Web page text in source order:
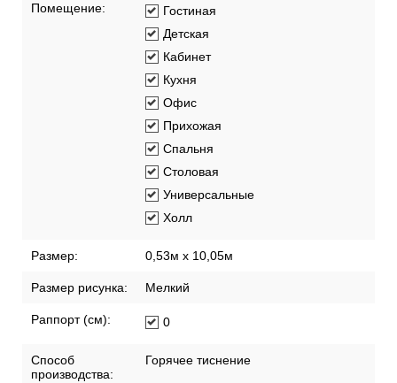
Помещение:
Гостиная
Детская
Кабинет
Кухня
Офис
Прихожая
Спальня
Столовая
Универсальные
Холл
Размер: 0,53м x 10,05м
Размер рисунка: Мелкий
Раппорт (см): 0
Способ
производства:
Горячее тиснение